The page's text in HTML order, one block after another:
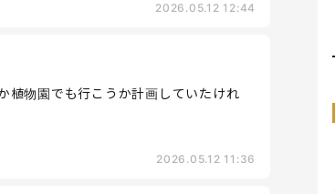
2026.05.12 12:44
植物園でも行こうか計画していたけれ
2026.05.12 11:36